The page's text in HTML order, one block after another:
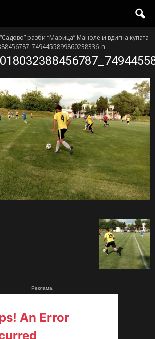
разби “Марица” Маноле и вдигна купата
Реклама